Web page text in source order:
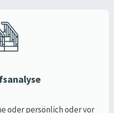
oder persönlich oder vor